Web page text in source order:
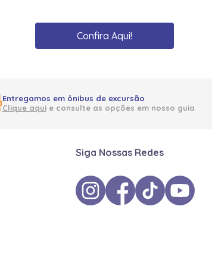
Confira Aqui!
Entregamos em ônibus de excursão
Clique aquie consulte as opções em nosso guia
Siga Nossas Redes